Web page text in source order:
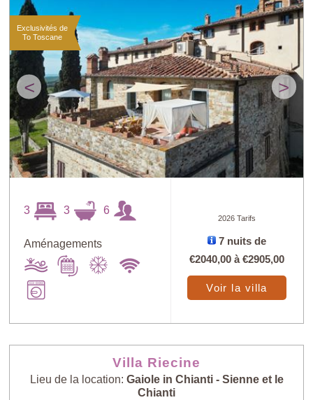
< >
Exclusivités de
To Toscane
3 3 6
Aménagements
2026 Tarifs
7 nuits de
€2040,00 à€2905,00
Voir la villa
Villa Riecine
Lieu de la location: Gaiole in Chianti - Sienne et le
Chianti